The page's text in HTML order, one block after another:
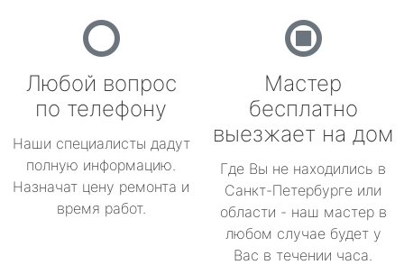
Любой вопрос
по телефону
Наши специалисты дадут
полную информацию.
Назначат цену ремонта и
время работ.
Мастер
бесплатно
выезжает на дом
Где Вы не находились в
Санкт-Петербурге или
области - наш мастер в
любом случае будет у
Вас в течении часа.